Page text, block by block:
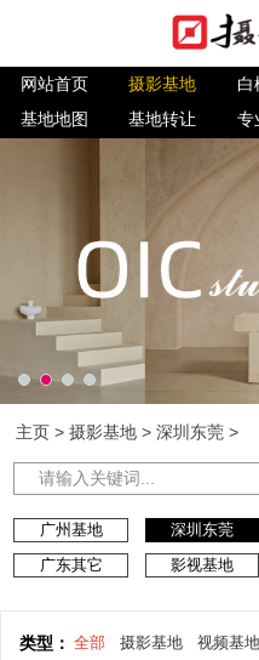
网站首页 摄影基地 白
基地地图
基地转让 专
主页 >摄影基地 >深圳东莞 >
广州基地 深圳东莞
广东其它
影视基地
类型： 全部 摄影基地 视频基地